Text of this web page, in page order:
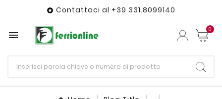
 Contattaci al +39.331.8099140
 0